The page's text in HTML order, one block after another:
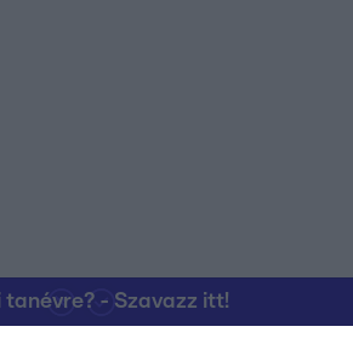
tanévre? - Szavazz itt!